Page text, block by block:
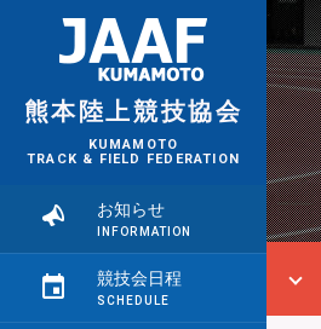
熊本陸上競技協会
KUMAMOTO
TRACK & FIELD FEDERATION
お知らせ
競技会日程